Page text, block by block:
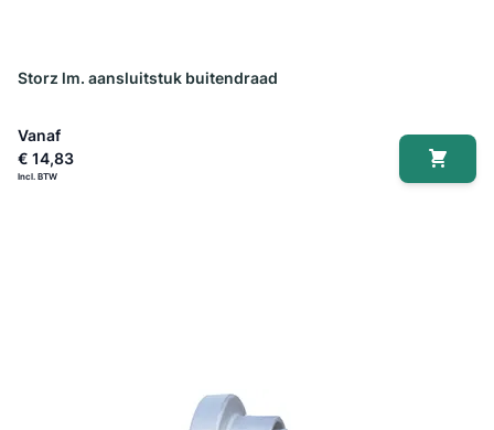
Storz lm. aansluitstuk buitendraad
Vanaf
€ 14,83